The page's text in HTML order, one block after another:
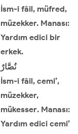
İsm-i fâil, müfred,
müzekker. Manası:
Yardım edici bir
erkek.
نُصَّارٌ
İsm-i fâil, cemi’,
müzekker,
mükesser. Manası:
Yardım edici cemi’